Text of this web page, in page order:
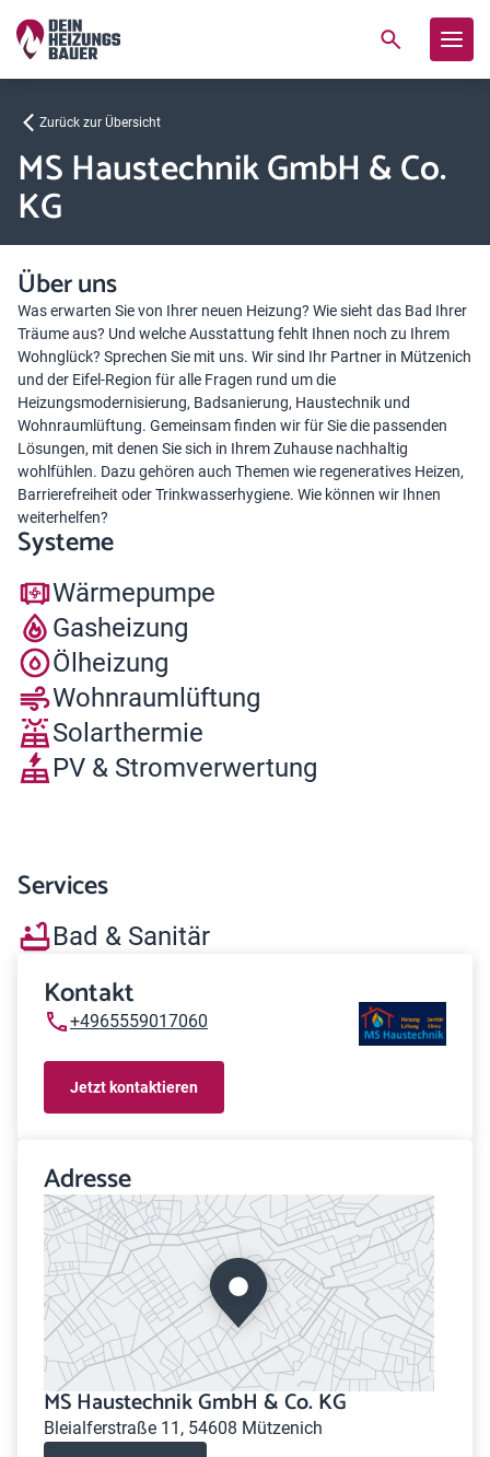
Zurück zur Übersicht
MS Haustechnik GmbH & Co.
KG
Über uns
Was erwarten Sie von Ihrer neuen Heizung? Wie sieht das Bad Ihrer
Träume aus? Und welche Ausstattung fehlt Ihnen noch zu Ihrem
Wohnglück? Sprechen Sie mit uns. Wir sind Ihr Partner in Mützenich
und der Eifel-Region für alle Fragen rund um die
Heizungsmodernisierung, Badsanierung, Haustechnik und
Wohnraumlüftung. Gemeinsam finden wir für Sie die passenden
Lösungen, mit denen Sie sich in Ihrem Zuhause nachhaltig
wohlfühlen. Dazu gehören auch Themen wie regeneratives Heizen,
Barrierefreiheit oder Trinkwasserhygiene. Wie können wir Ihnen
weiterhelfen?
Systeme
Wärmepumpe
Gasheizung
Ölheizung
Wohnraumlüftung
Solarthermie
PV & Stromverwertung
Services
Bad & Sanitär
Kontakt
+4965559017060
Jetzt kontaktieren
Adresse
MS Haustechnik GmbH & Co. KG
Bleialferstraße 11, 54608 Mützenich